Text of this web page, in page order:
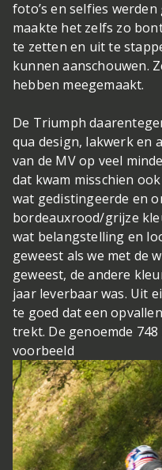
foto’s en selfies
maakte het zelfs zo
te zetten en uit te
kunnen aanschouwen.
hebben meegemaakt.
De Triumph
qua design, lakwerk en
van de MV op veel
dat kwam misschien
wat gedistingeerde en
bordeauxrood/grijze
wat belangstelling en
geweest als we met de
geweest, de andere
jaar leverbaar was. Uit
te goed dat een
trekt. De genoemde 748
voorbeeld